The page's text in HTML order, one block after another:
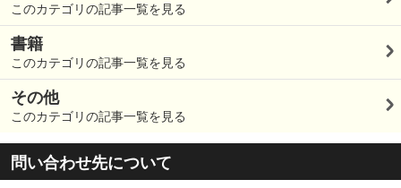
このカテゴリの記事一覧を見る
書籍
このカテゴリの記事一覧を見る
その他
このカテゴリの記事一覧を見る
問い合わせ先について